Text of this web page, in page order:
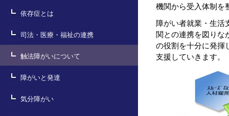
機関から受入体制を
障がい者就業・生活
関との連携を図りな
の役割を十分に発揮
支援していきます。
依存症とは
司法・医療・福祉の連携
触法障がいについて
障がいと発達
気分障がい